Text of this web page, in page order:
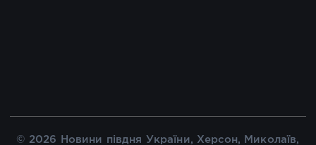
© 2026 Новини півдня України, Херсон, Миколаїв,